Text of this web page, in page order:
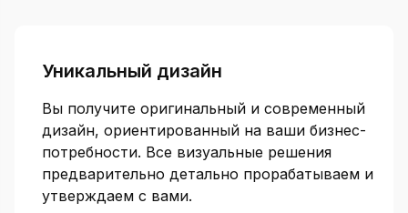
Уникальный дизайн
Вы получите оригинальный и современный
дизайн, ориентированный на ваши бизнес-
потребности. Все визуальные решения
предварительно детально прорабатываем и
утверждаем с вами.